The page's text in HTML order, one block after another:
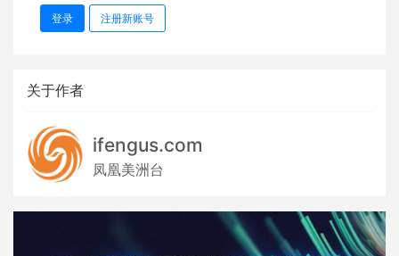
登录 注册新账号
关于作者
ifengus.com
凤凰美洲台